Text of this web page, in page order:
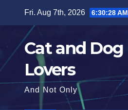
content
Fri. Aug 7th, 2026 6:30:29 AM
Cat and Dog
Lovers
And Not Only